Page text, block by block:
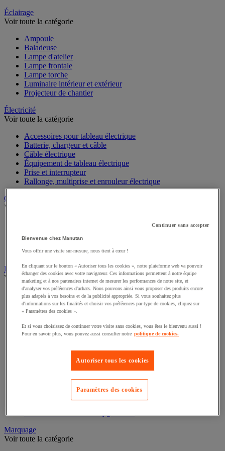
Éclairage
Voir toute la catégorie
Ampoule
Baladeuse
Lampe d'atelier
Lampe frontale
Lampe torche
Luminaire intérieur et extérieur
Projecteur de chantier
Électricité
Voir toute la catégorie
Accessoires pour tableau électrique
Batterie, chargeur et câble
Câble électrique
Équipement de tableau électrique
Prise et interrupteur
Rallonge, multiprise et enrouleur électrique
Graissage et lubrifiant
Voir toute la catégorie
Lubrifiant et dégrippant
Outils de graissage
Instrument de mesure
Voir toute la catégorie
Balance industrielle
Compteur et compteur-métreur
Dynamomètre
Instrument de mesure de laboratoire
Mesure de la vitesse
Mesure de l'environnement
Mesure et repère de chantier
Mesure topographique
Mesureur et détecteur d'épaisseur
Marquage
Voir toute la catégorie
Continuer sans accepter
Bienvenue chez Manutan
Vous offrir une visite sur-mesure, nous tient à cœur !
En cliquant sur le bouton « Autoriser tous les cookies », notre plateforme web va pouvoir
échanger des cookies avec votre navigateur. Ces informations permettent à notre équipe
marketing et à nos partenaires internet de mesurer les performances de notre site, et
d'analyser vos préférences d'achats. Nous pouvons ainsi vous proposer des produits encore
plus adaptés à vos besoins et de la publicité appropriée. Si vous souhaitez plus
d'informations sur les finalités et choisir vos préférences par type de cookies, cliquez sur
« Paramètres des cookies ».
Et si vous choisissez de continuer votre visite sans cookies, vous êtes le bienvenu aussi !
Pour en savoir plus, vous pouvez aussi consulter notre politique de cookies.
Autoriser tous les cookies
Paramètres des cookies